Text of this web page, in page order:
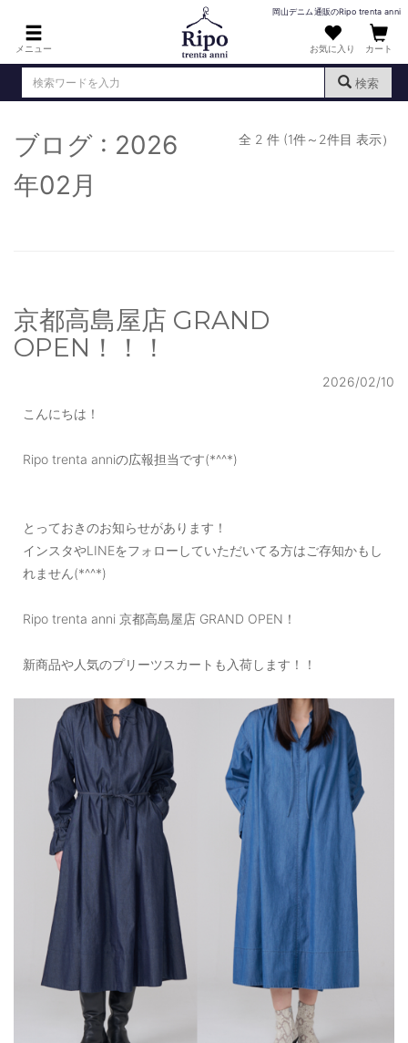
メニュー
岡山デニム通販のRipo trenta anni
お気に入り カート
検索
ログイン （新規会員登録）
MENS : メンズ
T-SHIRT : Tシャツ
KNIT : ニット
OUTERS : アウター
LADIES : レディース
PANTS/SKIRT : パンツ・スカート
TOPS : トップス
MENS : メンズ
LADIES : レディース
新規会員登録
お買い物カゴ
ご利用ガイド
特定商取引法に基づく表記
ご利用規約
お問い合わせ
ブログ : 2026
年02月
全 2 件 (1件～2件目 表示）
京都高島屋店 GRAND
OPEN！！！
2026/02/10
こんにちは！
Ripo trenta anniの広報担当です(*^^*)
とっておきのお知らせがあります！
インスタやLINEをフォローしていただいてる方はご存知かもし
れません(*^^*)
Ripo trenta anni 京都高島屋店 GRAND OPEN！
新商品や人気のプリーツスカートも入荷します！！